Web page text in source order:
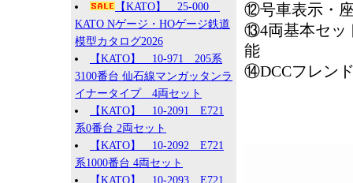
【KATO】 25-000
KATO Nゲージ・HOゲージ鉄道
模型カタログ2026
【KATO】 10-971 205系
3100番台 仙石線マンガッタンラ
イナータイプ 4両セット
【KATO】 10-2091 E721
系0番台 2両セット
【KATO】 10-2092 E721
系1000番台 4両セット
【KATO】 10-2093 E721
⑫号車表示・
⑬4両基本セッ
能
⑭DCCフレン